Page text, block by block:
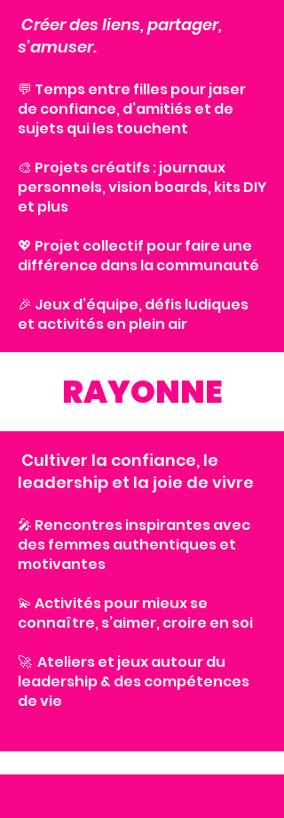
Créer des liens, partager,
s’amuser.
💬 Temps entre filles pour jaser
de confiance, d’amitiés et de
sujets qui les touchent
🎨 Projets créatifs : journaux
personnels, vision boards, kits DIY
et plus
💖 Projet collectif pour faire une
différence dans la communauté
🎉 Jeux d’équipe, défis ludiques
et activités en plein air
RAYONNE
Cultiver la confiance, le
leadership et la joie de vivre
🎤 Rencontres inspirantes avec
des femmes authentiques et
motivantes
💫 Activités pour mieux se
connaître, s’aimer, croire en soi
🚀 Ateliers et jeux autour du
leadership & des compétences
de vie